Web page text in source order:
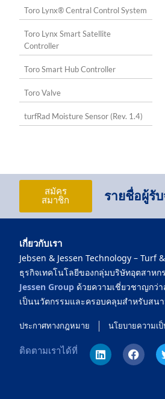
Toro Lynx® Central Control System
Toro Lynx Smart Satellite
Controller
Toro Smart Hub Controller
Toro Valve
turfRad Moisture Sensor (Rev. 1.4)
สมัคร
สมาชิก
รายชื่อผู้รั
เกี่ยวกับเรา
Jebsen & Jessen Technology –
ธุรกิจเทคโนโลยีของกลุ่มบริษัทอุตสาห
Jessen Group ด้วยความเชี่ยวชาญกว่
เป็นนวัตกรรมและครอบคลุมสำหรับส
ประกาศทางกฎหมาย นโยบายความเ
ติดตามเราได้ที่